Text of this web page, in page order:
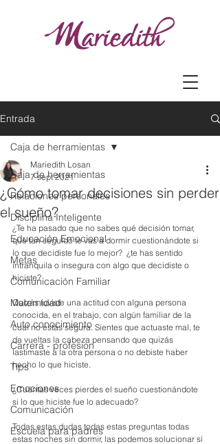
Entrada
Caja de herramientas
Relaciones personales
Disciplina Inteligente
Educación Emocional
Metas
Comunicación Familiar
Maternidad
Auto conocimiento
Carrera - profesion
Tips
Emociones
Comunicación
Escuela para padres
Caja de herramientas
¿Cómo tomar decisiones sin perder
el sueño?
Mariedith Losan
7 sept 2021
¿Te ha pasado que no sabes qué decisión tomar,
qué tan seguido te vas a dormir cuestionándote si
lo que decidiste fue lo mejor?  ¿te has sentido
intranquila o insegura con algo que decidiste o
hiciste?
Quizás tuviste una actitud con alguna persona
conocida, en el trabajo, con algún familiar de la
cual no estás segura. Sientes que actuaste mal, te
da vueltas la cabeza pensando que quizás
lastimaste a la otra persona o no debiste haber
hecho lo que hiciste.
¿Cuántas veces pierdes el sueño cuestionándote
si lo que hiciste fue lo adecuado?
Todas estas dudas todas estas preguntas todas
estas noches sin dormir, las podemos solucionar sí